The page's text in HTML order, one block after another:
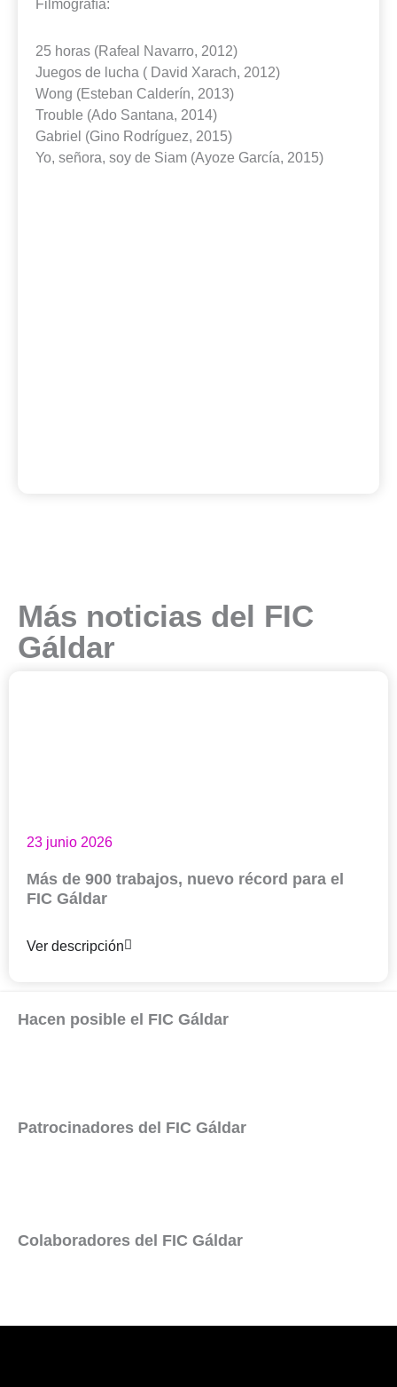
Filmografía:
25 horas (Rafeal Navarro, 2012)
Juegos de lucha ( David Xarach, 2012)
Wong (Esteban Calderín, 2013)
Trouble (Ado Santana, 2014)
Gabriel (Gino Rodríguez, 2015)
Yo, señora, soy de Siam (Ayoze García, 2015)
Más noticias del FIC
Gáldar
23 junio 2026
Más de 900 trabajos, nuevo récord para el
FIC Gáldar
Ver descripción
Hacen posible el FIC Gáldar
Patrocinadores del FIC Gáldar
Colaboradores del FIC Gáldar